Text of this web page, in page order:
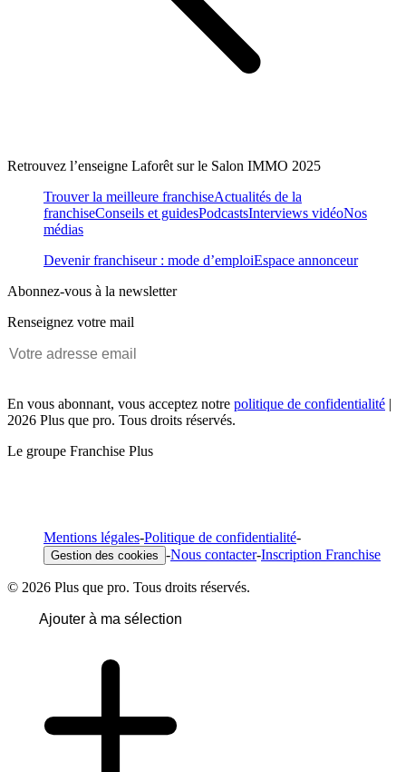
Retrouvez l’enseigne Laforêt sur le Salon IMMO 2025
Trouver la meilleure franchiseActualités de la
franchiseConseils et guidesPodcastsInterviews vidéoNos
médias
Devenir franchiseur : mode d’emploiEspace annonceur
Abonnez-vous à la newsletter
Renseignez votre mail
En vous abonnant, vous acceptez notre politique de confidentialité |
2026 Plus que pro. Tous droits réservés.
Le groupe Franchise Plus
Mentions légales-Politique de confidentialité-
Gestion des cookies -Nous contacter-Inscription Franchise
© 2026 Plus que pro. Tous droits réservés.
Ajouter à ma sélection